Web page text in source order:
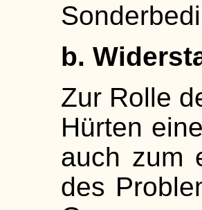
b.
Zur Rolle
Hürten
auch zum
des